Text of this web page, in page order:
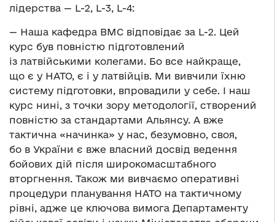
лідерства — L-2, L-3, L-4:
— Наша кафедра ВМС відповідає за L-2. Цей
курс був повністю підготовлений
із латвійськими колегами. Бо все найкраще,
що є у НАТО, є і у латвійців. Ми вивчили їхню
систему підготовки, впровадили у себе. І наш
курс нині, з точки зору методології, створений
повністю за стандартами Альянсу. А вже
тактична «начинка» у нас, безумовно, своя,
бо в України є вже власний досвід ведення
бойових дій після широкомасштабного
вторгнення. Також ми вивчаємо оперативні
процедури планування НАТО на тактичному
рівні, адже це ключова вимога Департаменту